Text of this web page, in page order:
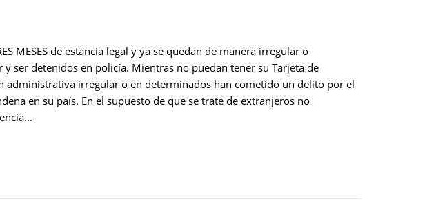
MESES de estancia legal y ya se quedan de manera irregular o
ser detenidos en policía. Mientras no puedan tener su Tarjeta de
administrativa irregular o en determinados han cometido un delito por el
en su país. En el supuesto de que se trate de extranjeros no